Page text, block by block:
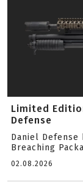
Limited
Defense
Daniel
Breaching
02.08.2026